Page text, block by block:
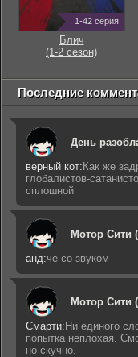
1-42 серия
Блич
(1-2 сезон)
Последние
День
верный кот: Как же
глобалистов-
сплошной
Мотор Сити
анд:че со звуком
Мотор Сити
Смарти: Ни единого
попытка неплохая.
но скучно.